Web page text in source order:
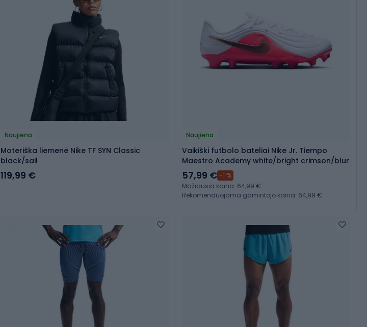
Naujiena
Moteriška liemenė Nike TF SYN Classic
black/sail
119,99 €
Naujiena
Vaikiški futbolo bateliai Nike Jr. Tiempo
Maestro Academy white/bright crimson/blur
57,99 € -11%
Mažiausia kaina: 64,99 €
Rekomenduojama gamintojo kaina: 64,99 €